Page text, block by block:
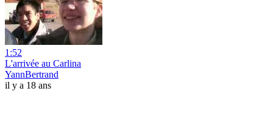
1:52
L'arrivée au Carlina
YannBertrand
il y a 18 ans